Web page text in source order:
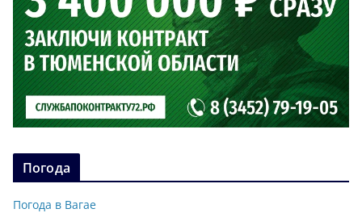
Погода
Погода в Вагае